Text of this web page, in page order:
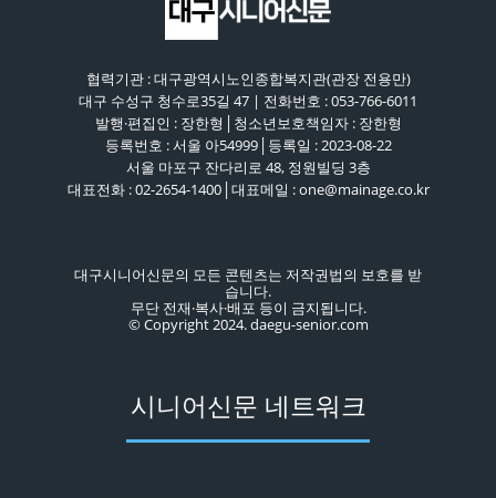
협력기관 : 대구광역시노인종합복지관(관장 전용만)
대구 수성구 청수로35길 47 | 전화번호 : 053-766-6011
발행·편집인 : 장한형│청소년보호책임자 : 장한형
등록번호 : 서울 아54999│등록일 : 2023-08-22
서울 마포구 잔다리로 48, 정원빌딩 3층
대표전화 : 02-2654-1400│대표메일 : one@mainage.co.kr
대구시니어신문의 모든 콘텐츠는 저작권법의 보호를 받
습니다.
무단 전재·복사·배포 등이 금지됩니다.
© Copyright 2024. daegu-senior.com
시니어신문 네트워크